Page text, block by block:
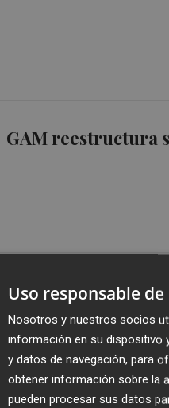
GAM reestructura
GAM, a completar
deuda
Uso responsable
Nosotros y nuestros socios
información en su dispositivo
y datos de navegación, para
obtener información sobre la
pueden procesar sus datos